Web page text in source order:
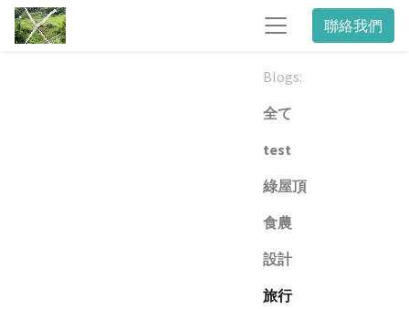
聯絡我們
Blogs:
全て
test
綠屋頂
食農
設計
旅行